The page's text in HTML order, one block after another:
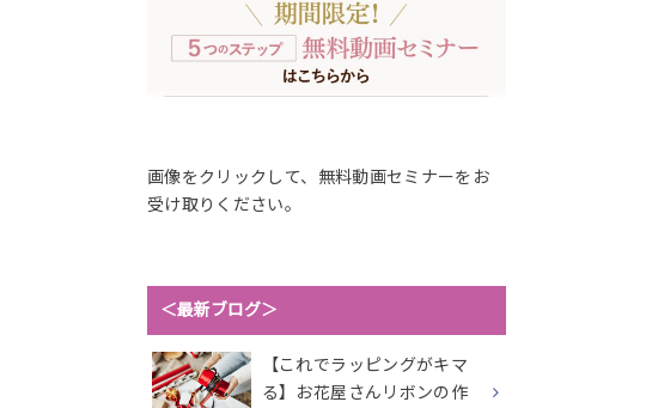
画像をクリックして、無料動画セミナーをお
受け取りください。
＜最新ブログ＞
【これでラッピングがキマ
る】お花屋さんリボンの作